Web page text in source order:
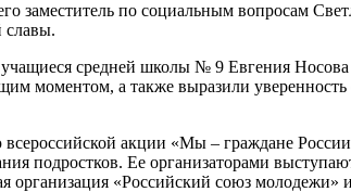
заместитель по социальным вопросам
славы.
средней школы № 9 Евгения
моментом, а также выразили уверенность
акции «Мы – граждане
подростков. Ее организаторами
организация «Российский союз